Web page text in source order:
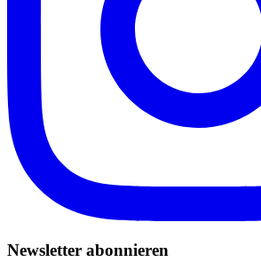
Newsletter abonnieren